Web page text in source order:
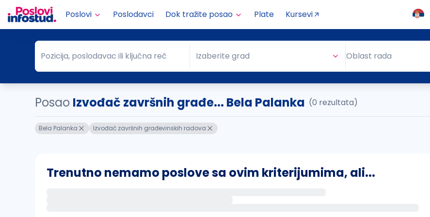
Poslovi Poslodavci Dok tražite posao Plate Kursevi
Pozicija, poslodavac ili ključna reč
Pozicija, poslodavac ili ključna reč Grad
Izaberite grad Oblast rada
Posao Izvođač završnih građe... Bela Palanka (0 rezultata)
Bela Palanka Izvođač završnih građevinskih radova
Trenutno nemamo poslove sa ovim kriterijumima, ali...